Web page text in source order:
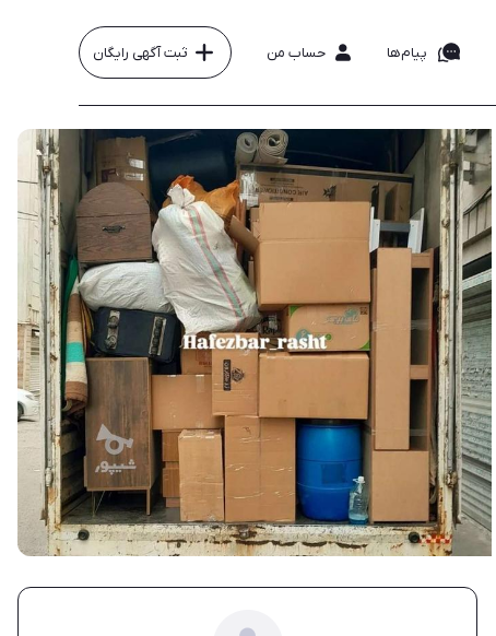
پیام‌ها حساب من ثبت آگهی رایگان